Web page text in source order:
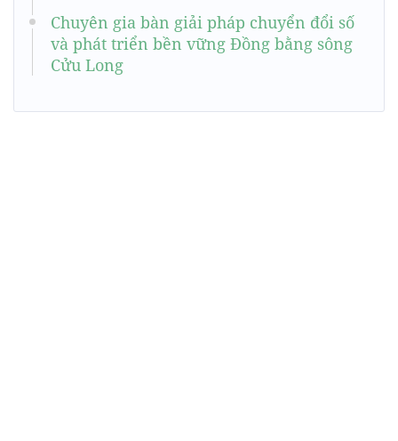
Chuyên gia bàn giải pháp chuyển đổi số
và phát triển bền vững Đồng bằng sông
Cửu Long